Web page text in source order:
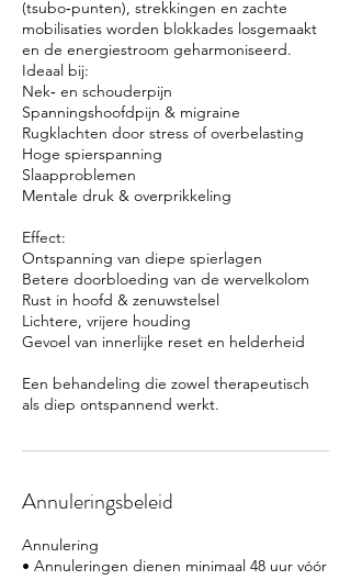
(tsubo‑punten), strekkingen en zachte
mobilisaties worden blokkades losgemaakt
en de energiestroom geharmoniseerd.
Ideaal bij:
Nek‑ en schouderpijn
Spanningshoofdpijn & migraine
Rugklachten door stress of overbelasting
Hoge spierspanning
Slaapproblemen
Mentale druk & overprikkeling
Effect:
Ontspanning van diepe spierlagen
Betere doorbloeding van de wervelkolom
Rust in hoofd & zenuwstelsel
Lichtere, vrijere houding
Gevoel van innerlijke reset en helderheid
Een behandeling die zowel therapeutisch
als diep ontspannend werkt.
Annuleringsbeleid
Annulering
• Annuleringen dienen minimaal 48 uur vóór